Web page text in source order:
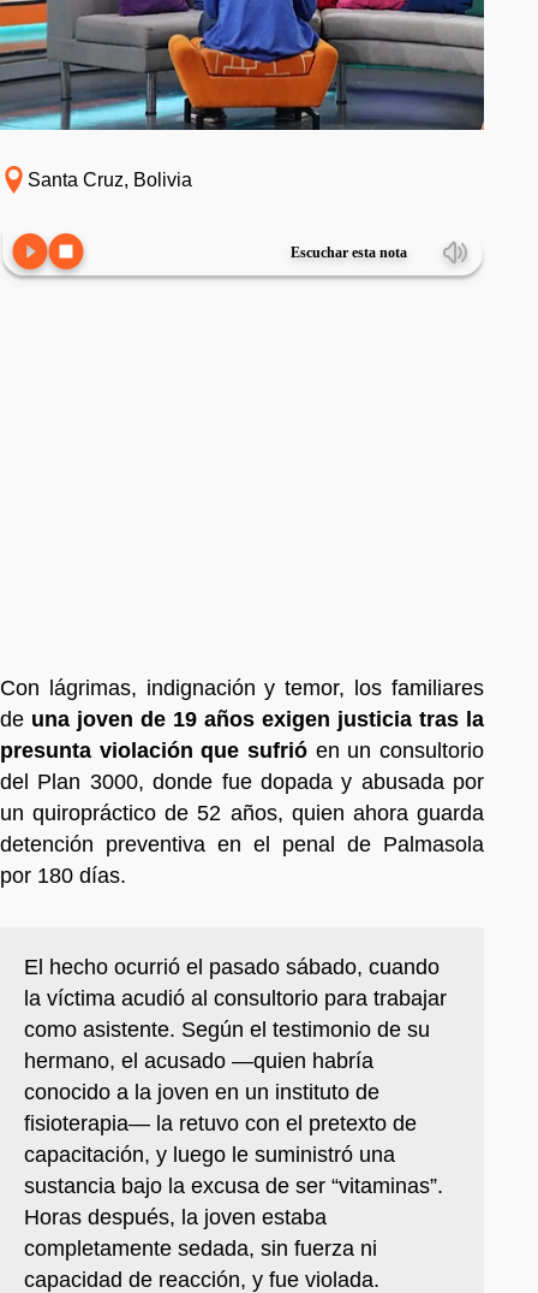
Santa Cruz, Bolivia
Escuchar esta nota
Con lágrimas, indignación y temor, los familiares
de una joven de 19 años exigen justicia tras la
presunta violación que sufrió en un consultorio
del Plan 3000, donde fue dopada y abusada por
un quiropráctico de 52 años, quien ahora guarda
detención preventiva en el penal de Palmasola
por 180 días.
El hecho ocurrió el pasado sábado, cuando
la víctima acudió al consultorio para trabajar
como asistente. Según el testimonio de su
hermano, el acusado —quien habría
conocido a la joven en un instituto de
fisioterapia— la retuvo con el pretexto de
capacitación, y luego le suministró una
sustancia bajo la excusa de ser “vitaminas”.
Horas después, la joven estaba
completamente sedada, sin fuerza ni
capacidad de reacción, y fue violada.